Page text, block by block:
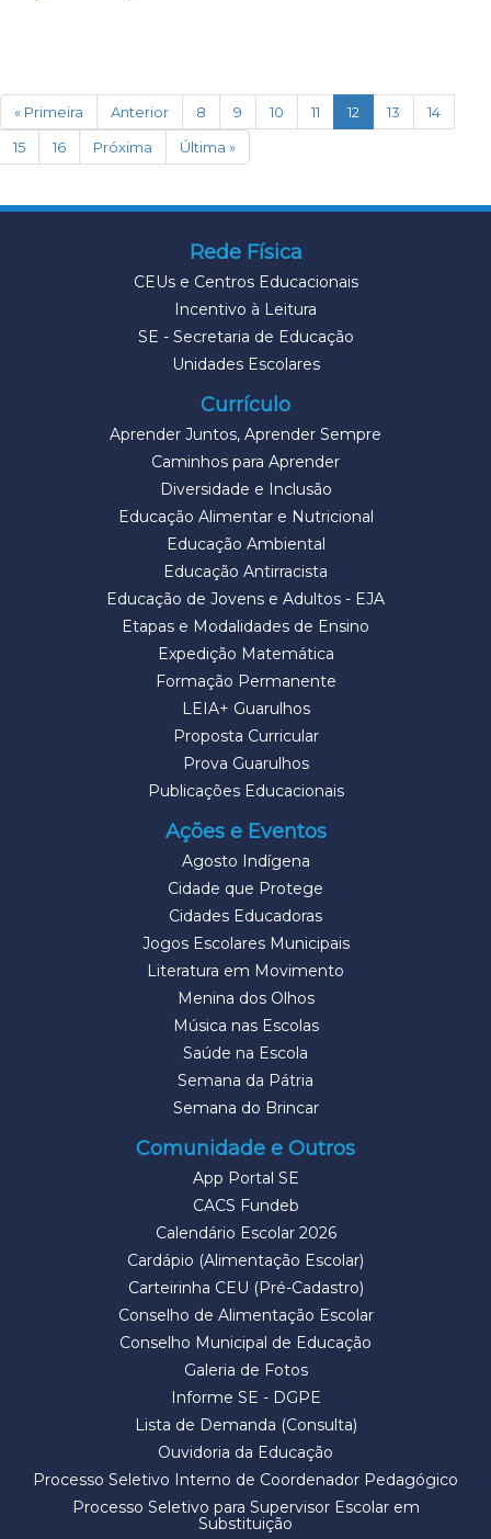
« Primeira Anterior 8 9 10 11 12 (current)
13
14
15
16 Próxima Última »
Rede Física
CEUs e Centros Educacionais
Incentivo à Leitura
SE - Secretaria de Educação
Unidades Escolares
Currículo
Aprender Juntos, Aprender Sempre
Caminhos para Aprender
Diversidade e Inclusão
Educação Alimentar e Nutricional
Educação Ambiental
Educação Antirracista
Educação de Jovens e Adultos - EJA
Etapas e Modalidades de Ensino
Expedição Matemática
Formação Permanente
LEIA+ Guarulhos
Proposta Curricular
Prova Guarulhos
Publicações Educacionais
Ações e Eventos
Agosto Indígena
Cidade que Protege
Cidades Educadoras
Jogos Escolares Municipais
Literatura em Movimento
Menina dos Olhos
Música nas Escolas
Saúde na Escola
Semana da Pátria
Semana do Brincar
Comunidade e Outros
App Portal SE
CACS Fundeb
Calendário Escolar 2026
Cardápio (Alimentação Escolar)
Carteirinha CEU (Pré-Cadastro)
Conselho de Alimentação Escolar
Conselho Municipal de Educação
Galeria de Fotos
Informe SE - DGPE
Lista de Demanda (Consulta)
Ouvidoria da Educação
Processo Seletivo Interno de Coordenador Pedagógico
Processo Seletivo para Supervisor Escolar em
Substituição